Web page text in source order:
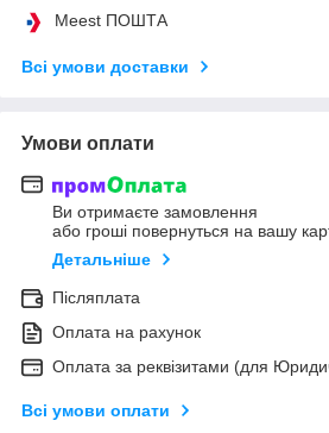
Meest ПОШТА
Всі умови доставки
Умови оплати
Ви отримаєте замовлення
або гроші повернуться на вашу
Детальніше
Післяплата
Оплата на рахунок
Оплата за реквізитами (для
Всі умови оплати